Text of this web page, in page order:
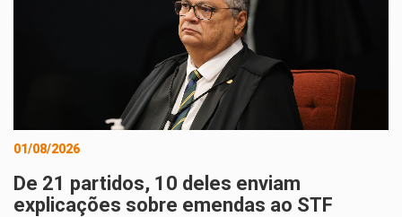
01/08/2026
De 21 partidos, 10 deles enviam
explicações sobre emendas ao STF